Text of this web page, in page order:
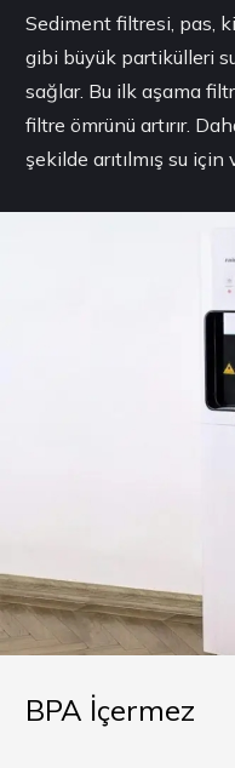
Sediment filtresi, pas,
gibi büyük partikülleri
sağlar. Bu ilk aşama
filtre ömrünü artırır.
şekilde arıtılmış su
BPA İçermez